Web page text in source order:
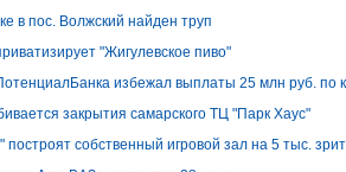
в пос. Волжский найден труп
"Жигулевское пиво"
избежал выплаты 25 млн руб. по
закрытия самарского ТЦ "Парк Хаус"
собственный игровой зал на 5 тыс.